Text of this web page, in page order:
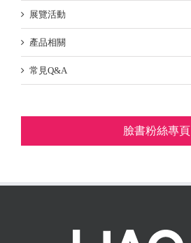
展覽活動
產品相關
常見Q&A
臉書粉絲專頁